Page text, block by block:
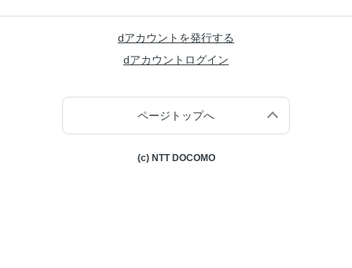
dアカウントを発行する
dアカウントログイン
ページトップへ
(c) NTT DOCOMO